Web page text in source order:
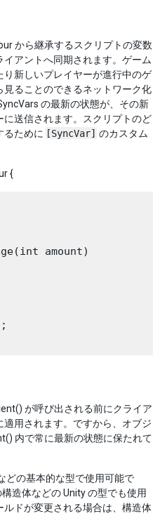
から継承するスクリプトの変数
アントへ同期されます。ゲーム
新しいプレイヤーが進行中のゲ
ることのできるネットワーク化
の最新の状態が、その新
に送信されます。スクリプトのど
るために [SyncVar] のカスタム
{
amount)
が呼び出される前にクライア
用されます。ですから、オブジ
内で常に最新の状態に保たれて
どの基本的な型で使用可能で
造体などの Unity の型でも使用
ドが変更される場合は、構造体